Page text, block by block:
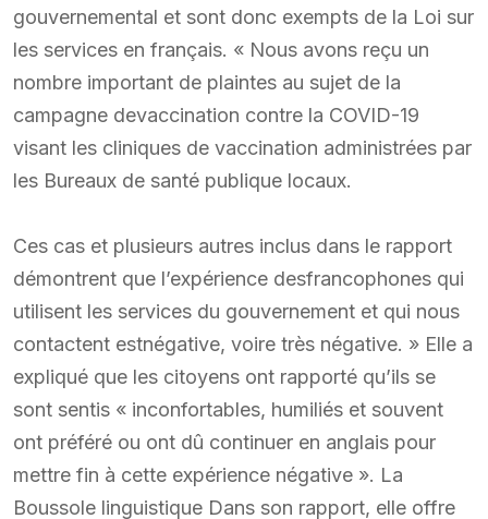
gouvernemental et sont donc exempts de la Loi sur
les services en français. « Nous avons reçu un
nombre important de plaintes au sujet de la
campagne devaccination contre la COVID-19
visant les cliniques de vaccination administrées par
les Bureaux de santé publique locaux.
Ces cas et plusieurs autres inclus dans le rapport
démontrent que l’expérience desfrancophones qui
utilisent les services du gouvernement et qui nous
contactent estnégative, voire très négative. » Elle a
expliqué que les citoyens ont rapporté qu’ils se
sont sentis « inconfortables, humiliés et souvent
ont préféré ou ont dû continuer en anglais pour
mettre fin à cette expérience négative ». La
Boussole linguistique Dans son rapport, elle offre